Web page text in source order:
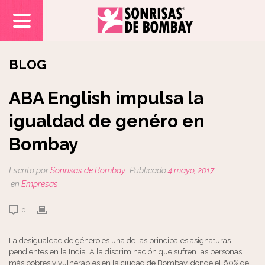
BLOG
ABA English impulsa la
igualdad de genéro en
Bombay
Escrito porSonrisas de Bombay Publicado4 mayo, 2017
en Empresas
0
La desigualdad de género es una de las principales asignaturas
pendientes en la India. A la discriminación que sufren las personas
más pobres y vulnerables en la ciudad de Bombay, donde el 60% de